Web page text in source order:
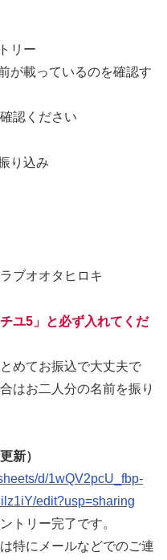
リー
が載っているのを確認す
認ください
り込み
ブオオタヒロキ
ユ5 」と必ず入れてくだ
めてお振込で大丈夫で
はお二人分の名前を振り
新）
d/1wQV2pcU_fbp-
edit?usp=sharing
トリー完了です。
特にメールなどでのご連